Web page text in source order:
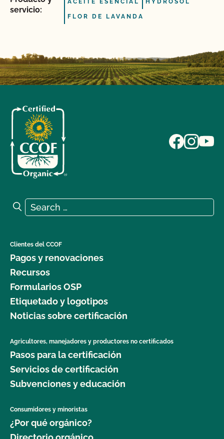
servicio:
ACEITE ESENCIAL HYDROSOL
FLOR DE LAVANDA
Search for:
Search
Clientes del CCOF
Pagos y renovaciones
Recursos
Formularios OSP
Etiquetado y logotipos
Noticias sobre certificación
Agricultores, manejadores y productores no certificados
Pasos para la certificación
Servicios de certificación
Subvenciones y educación
Consumidores y minoristas
¿Por qué orgánico?